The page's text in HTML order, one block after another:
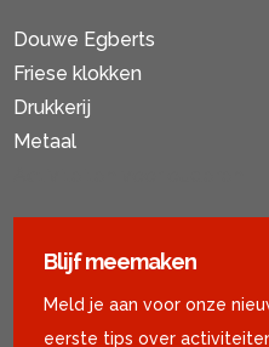
Douwe Egberts
Friese klokken
Drukkerij
Metaal
Blijf meemaken
Meld je aan voor onze
eerste tips over